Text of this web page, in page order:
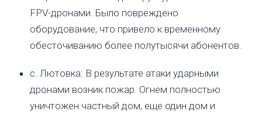
FPV-дронами. Было повреждено
оборудование, что привело к временному
обесточиванию более полутысячи абонентов.
с. Лютовка: В результате атаки ударными
дронами возник пожар. Огнем полностью
уничтожен частный дом, еще один дом и